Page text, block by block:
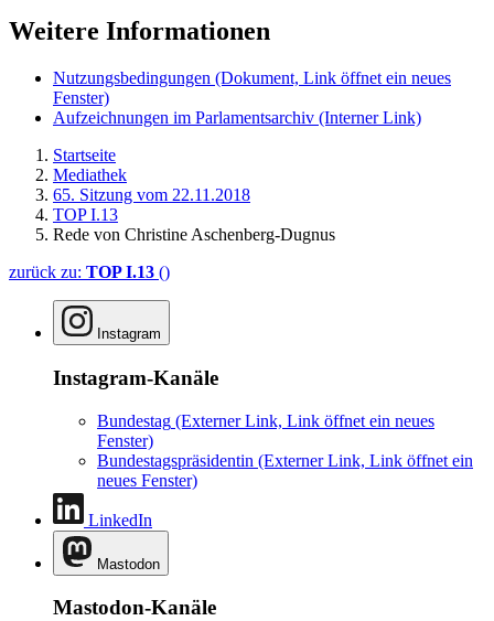
Weitere Informationen
Nutzungsbedingungen (Dokument, Link öffnet ein neues
Fenster)
Aufzeichnungen im Parlamentsarchiv (Interner Link)
Startseite
Mediathek
65. Sitzung vom 22.11.2018
TOP I.13
Rede von Christine Aschenberg-Dugnus
zurück zu: TOP I.13 ()
Instagram
Instagram-Kanäle
Bundestag (Externer Link, Link öffnet ein neues
Fenster)
Bundestagspräsidentin (Externer Link, Link öffnet ein
neues Fenster)
LinkedIn
Mastodon
Mastodon-Kanäle